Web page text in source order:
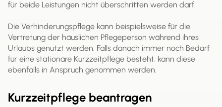
für beide Leistungen nicht überschritten werden darf.
Die Verhinderungspflege kann beispielsweise für die
Vertretung der häuslichen Pflegeperson während ihres
Urlaubs genutzt werden. Falls danach immer noch Bedarf
für eine stationäre Kurzzeitpflege besteht, kann diese
ebenfalls in Anspruch genommen werden.
Kurzzeitpflege beantragen